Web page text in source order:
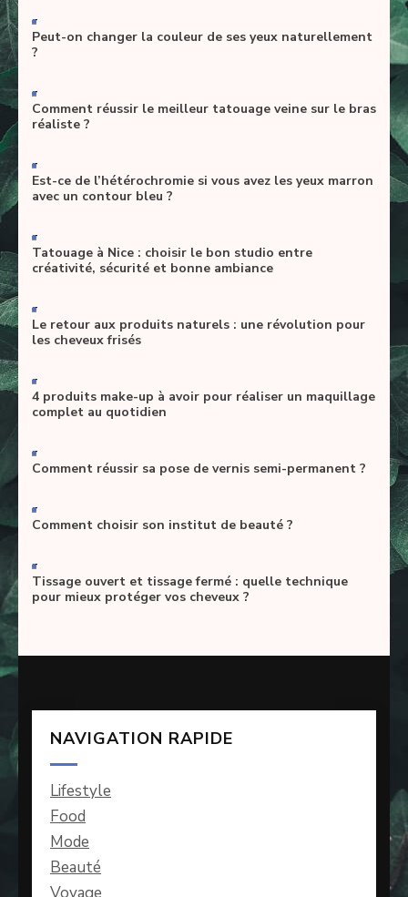
-
Peut-on changer la couleur de ses yeux naturellement
?
-
Comment réussir le meilleur tatouage veine sur le bras
réaliste ?
-
Est-ce de l’hétérochromie si vous avez les yeux marron
avec un contour bleu ?
-
Tatouage à Nice : choisir le bon studio entre
créativité, sécurité et bonne ambiance
-
Le retour aux produits naturels : une révolution pour
les cheveux frisés
-
4 produits make-up à avoir pour réaliser un maquillage
complet au quotidien
-
Comment réussir sa pose de vernis semi-permanent ?
-
Comment choisir son institut de beauté ?
-
Tissage ouvert et tissage fermé : quelle technique
pour mieux protéger vos cheveux ?
NAVIGATION RAPIDE
Lifestyle
Food
Mode
Beauté